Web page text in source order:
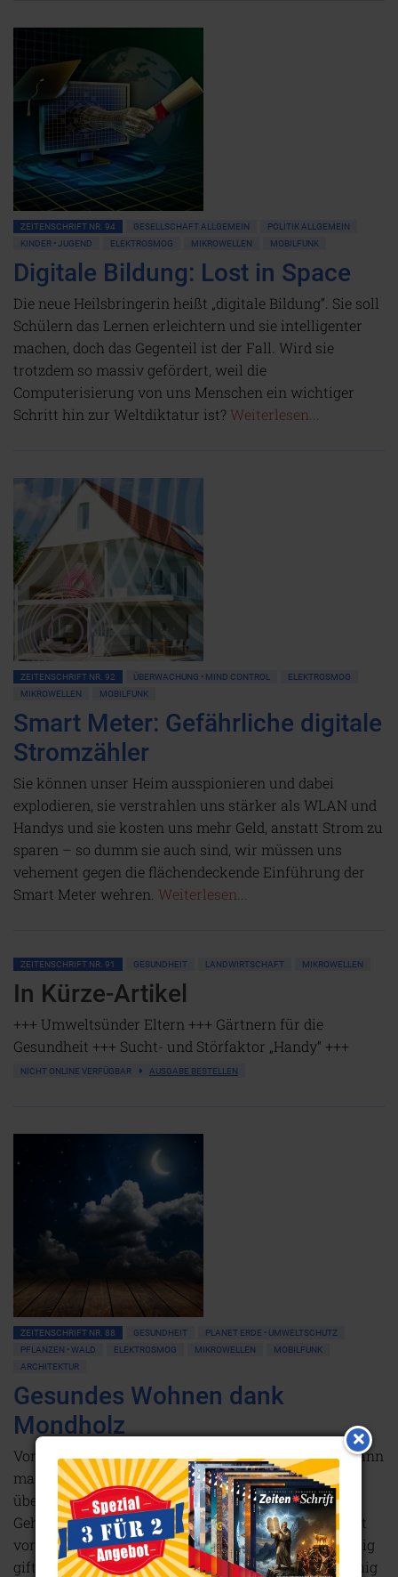
ZEITENSCHRIFT NR. 94 GESELLSCHAFT ALLGEMEIN
POLITIK ALLGEMEIN
KINDER • JUGEND
ELEKTROSMOG MIKROWELLEN MOBILFUNK
Digitale Bildung: Lost in Space
Die neue Heilsbringerin heißt „digitale Bildung“. Sie soll
Schülern das Lernen erleichtern und sie intelligenter
machen, doch das Gegenteil ist der Fall. Wird sie
trotzdem so massiv gefördert, weil die
Computerisierung von uns Menschen ein wichtiger
Schritt hin zur Weltdiktatur ist? Weiterlesen...
ZEITENSCHRIFT NR. 92 ÜBERWACHUNG • MIND CONTROL
ELEKTROSMOG
MIKROWELLEN
MOBILFUNK
Smart Meter: Gefährliche digitale
Stromzähler
Sie können unser Heim ausspionieren und dabei
explodieren, sie verstrahlen uns stärker als WLAN und
Handys und sie kosten uns mehr Geld, anstatt Strom zu
sparen – so dumm sie auch sind, wir müssen uns
vehement gegen die flächendeckende Einführung der
Smart Meter wehren. Weiterlesen...
ZEITENSCHRIFT NR. 91 GESUNDHEIT LANDWIRTSCHAFT MIKROWELLEN
In Kürze-Artikel
+++ Umweltsünder Eltern +++ Gärtnern für die
Gesundheit +++ Sucht- und Störfaktor „Handy“ +++
NICHT ONLINE VERFÜGBAR AUSGABE BESTELLEN
ZEITENSCHRIFT NR. 88 GESUNDHEIT
PLANET ERDE • UMWELTSCHUTZ
PFLANZEN • WALD
ELEKTROSMOG MIKROWELLEN
MOBILFUNK
ARCHITEKTUR
Gesundes Wohnen dank
Mondholz
Vor Jahrtausenden schon wussten die Menschen, wann
man Holz schlagen muss, damit es Jahrhunderte
überdauern kann. Das in Vergessenheit geratene
Geheimnis des Mondholzes hat die Wissenschaft erst
vor wenigen Jahren entschlüsselt. So kann man völlig
giftfrei Holzhäuser bauen, die enorm widerstandsfähig